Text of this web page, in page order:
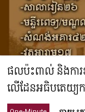
ផលប៉ះពាល់ និងកា
លើដែនអធិបតេយ្យក
មករា ២០២៦